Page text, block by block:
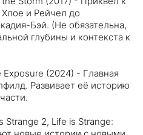
и Рейчел до
Бэй. (Не обязательна,
глубины и контекста к
Exposure (2024) - Главная
Развивает её историю
Strange 2, Life is Strange: